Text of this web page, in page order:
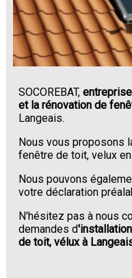
SOCOREBAT,
et la rénovation de
Langeais.
Nous vous proposons
fenêtre de toit, velux
Nous pouvons
votre déclaration
N'hésitez pas à nous
demandes d
de toit, vélux à